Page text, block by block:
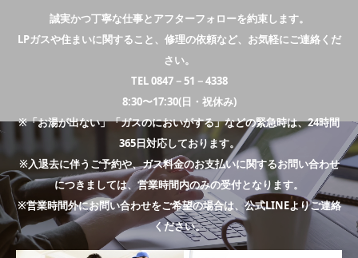
誠実かつ丁寧な仕事とアフターフォローを約束します。
LPガスや住まいに関すること、修理の依頼など、お気軽にご連絡くだ
さい。
TEL 0847－51－4338
8:30〜17:30(日・祝休み)
※「お湯が出ない」「ガスのにおいがする」などの緊急時は、24時間
365日対応しております。
※入退去に伴うご予約や、ガス料金のお支払いに関するお問い合わせ
につきましては、営業時間内のみの受付となります。
※営業時間外にお問い合わせをご希望の場合は、公式LINEよりご連絡
ください。